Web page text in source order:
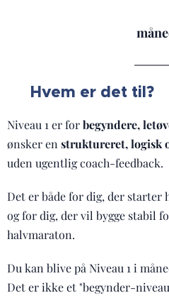
Hvem er det til?
Niveau 1 er forbegyndere,
ønsker en struktureret, logisk
uden ugentlig coach-feedback.
Det er både for dig, der starter
og for dig, der vil bygge stabil
halvmaraton.
Du kan blive på Niveau 1 i
Det er ikke et "begynder-